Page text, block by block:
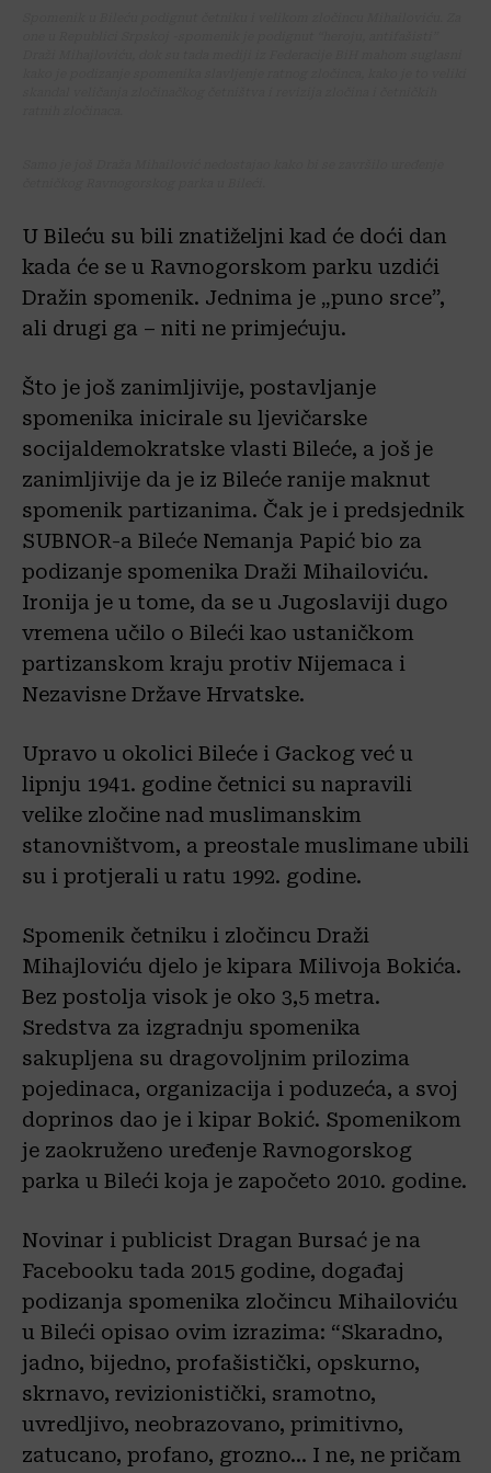
U Bileću su bili znatiželjni kad će doći dan
kada će se u Ravnogorskom parku uzdići
Dražin spomenik. Jednima je „puno srce”,
ali drugi ga – niti ne primjećuju.
Što je još zanimljivije, postavljanje
spomenika inicirale su ljevičarske
socijaldemokratske vlasti Bileće, a još je
zanimljivije da je iz Bileće ranije maknut
spomenik partizanima. Čak je i predsjednik
SUBNOR-a Bileće Nemanja Papić bio za
podizanje spomenika Draži Mihailoviću.
Ironija je u tome, da se u Jugoslaviji dugo
vremena učilo o Bileći kao ustaničkom
partizanskom kraju protiv Nijemaca i
Nezavisne Države Hrvatske.
Upravo u okolici Bileće i Gackog već u
lipnju 1941. godine četnici su napravili
velike zločine nad muslimanskim
stanovništvom, a preostale muslimane ubili
su i protjerali u ratu 1992. godine.
Spomenik četniku i zločincu Draži
Mihajloviću djelo je kipara Milivoja Bokića.
Bez postolja visok je oko 3,5 metra.
Sredstva za izgradnju spomenika
sakupljena su dragovoljnim prilozima
pojedinaca, organizacija i poduzeća, a svoj
doprinos dao je i kipar Bokić. Spomenikom
je zaokruženo uređenje Ravnogorskog
parka u Bileći koja je započeto 2010. godine.
Novinar i publicist Dragan Bursać je na
Facebooku tada 2015 godine, događaj
podizanja spomenika zločincu Mihailoviću
u Bileći opisao ovim izrazima: “Skaradno,
jadno, bijedno, profašistički, opskurno,
skrnavo, revizionistički, sramotno,
uvredljivo, neobrazovano, primitivno,
zatucano, profano, grozno… I ne, ne pričam